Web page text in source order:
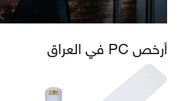
أرخص PC في العراق